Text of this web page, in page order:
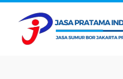
Skip
content